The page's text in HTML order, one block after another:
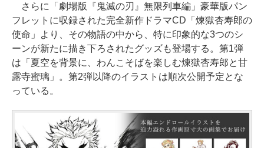
さらに「劇場版『鬼滅の刃』無限列車編」豪華版パン
フレットに収録された完全新作ドラマCD「煉獄杏寿郎の
使命」より、その物語の中から、特に印象的な3つのシ
ーンが新たに描き下ろされたグッズも登場する。第1弾
は「夏空を背景に、わんこそばを楽しむ煉獄杏寿郎と甘
露寺蜜璃」。第2弾以降のイラストは順次公開予定とな
っている。